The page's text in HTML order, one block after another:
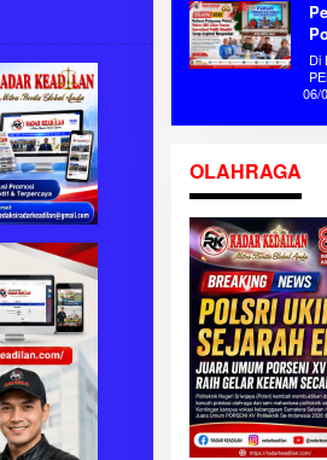
A
Di
06/
OLAHRAGA